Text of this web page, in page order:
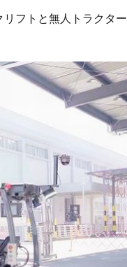
フトと無人トラクター